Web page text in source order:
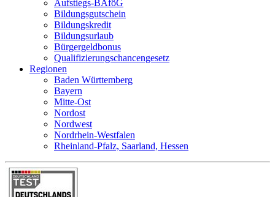
Aufstiegs-BAföG
Bildungsgutschein
Bildungskredit
Bildungsurlaub
Bürgergeldbonus
Qualifizierungschancengesetz
Regionen
Baden Württemberg
Bayern
Mitte-Ost
Nordost
Nordwest
Nordrhein-Westfalen
Rheinland-Pfalz, Saarland, Hessen